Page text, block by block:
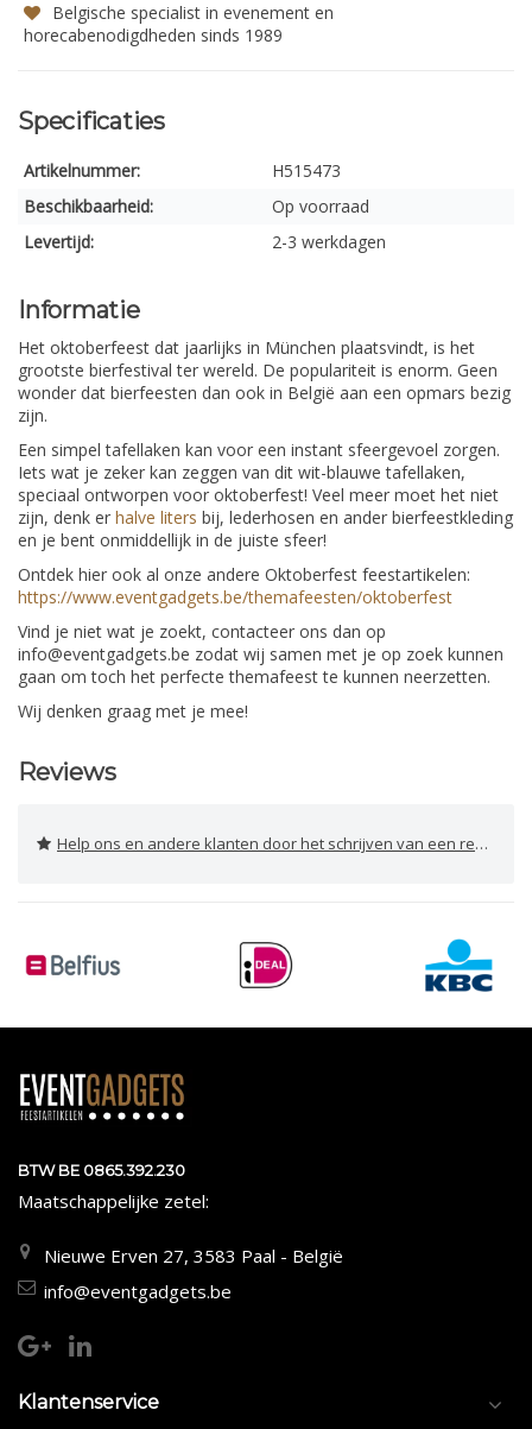
Belgische specialist in evenement en
horecabenodigdheden sinds 1989
Specificaties
Artikelnummer:
H515473
Beschikbaarheid:
Op voorraad
Levertijd:
2-3 werkdagen
Informatie
Het oktoberfeest dat jaarlijks in München plaatsvindt, is het
grootste bierfestival ter wereld. De populariteit is enorm. Geen
wonder dat bierfeesten dan ook in België aan een opmars bezig
zijn.
Een simpel tafellaken kan voor een instant sfeergevoel zorgen.
Iets wat je zeker kan zeggen van dit wit-blauwe tafellaken,
speciaal ontworpen voor oktoberfest! Veel meer moet het niet
zijn, denk er halve liters bij, lederhosen en ander bierfeestkleding
en je bent onmiddellijk in de juiste sfeer!
Ontdek hier ook al onze andere Oktoberfest feestartikelen:
https://www.eventgadgets.be/themafeesten/oktoberfest
Vind je niet wat je zoekt, contacteer ons dan op
info@eventgadgets.be zodat wij samen met je op zoek kunnen
gaan om toch het perfecte themafeest te kunnen neerzetten.
Wij denken graag met je mee!
Reviews
Help ons en andere klanten door het schrijven van een review
BTW BE 0865.392.230
Maatschappelijke zetel:
Nieuwe Erven 27, 3583 Paal - België
info@eventgadgets.be
Klantenservice